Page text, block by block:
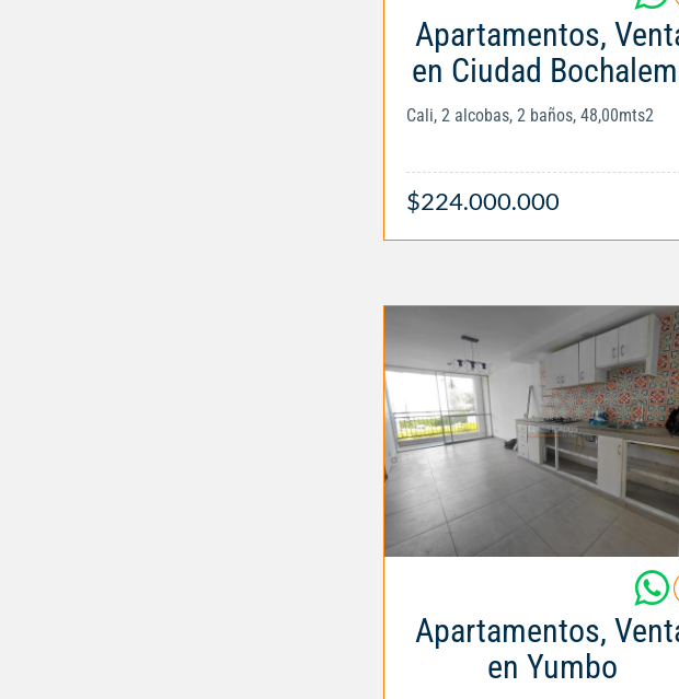
Apartamentos,
en Ciudad
Cali, 2 alcobas, 2 baños, 48,00mts2
$224.000.000
Apartamentos,
en Yumbo